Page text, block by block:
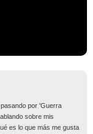
por 'Guerra
sobre mis
es lo que más me gusta